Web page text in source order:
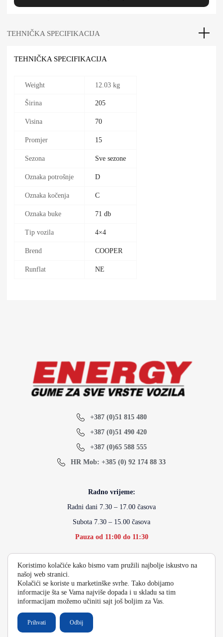
TEHNIČKA SPECIFIKACIJA
TEHNIČKA SPECIFIKACIJA
Weight 12.03 kg
Širina 205
Visina 70
Promjer 15
Sezona Sve sezone
Oznaka potrošnje D
Oznaka kočenja C
Oznaka buke 71 db
Tip vozila 4×4
Brend COOPER
Runflat NE
+387 (0)51 815 480
+387 (0)51 490 420
+387 (0)65 588 555
HR Mob: +385 (0) 92 174 88 33
Radno vrijeme:
Radni dani 7.30 – 17.00 časova
Subota 7.30 – 15.00 časova
Pauza od 11:00 do 11:30
info@energydoo.com
2026 Copyright Energy Auto Gume
Koristimo kolačiće kako bismo vam pružili najbolje iskustvo na
našoj web stranici.
Kolačići se koriste u marketinške svrhe. Tako dobijamo
informacije šta se Vama najviše dopada i u skladu sa tim
informacijam možemo učiniti sajt još boljim za Vas.
Prihvati Odbij